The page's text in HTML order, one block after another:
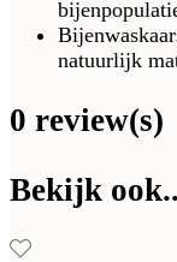
natuurlijk
0 review(s)
Bekijk